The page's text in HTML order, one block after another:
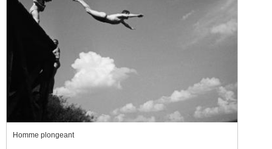
Homme plongeant